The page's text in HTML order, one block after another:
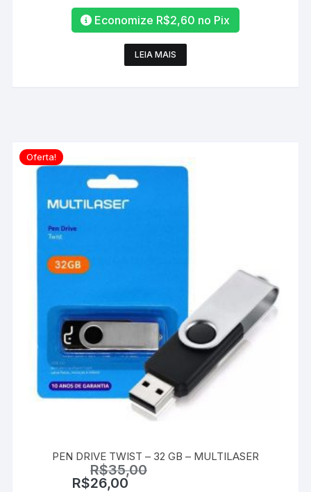
Economize R$2,60 no Pix
LEIA MAIS
Oferta!
PEN DRIVE TWIST – 32 GB – MULTILASER
R$35,00
R$26,00